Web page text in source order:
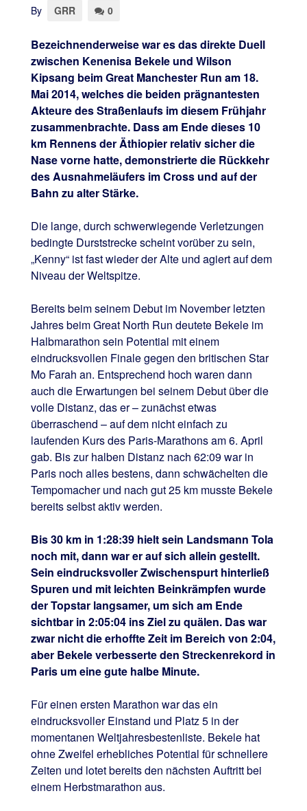
By GRR 0
Bezeichnenderweise war es das direkte Duell
zwischen Kenenisa Bekele und Wilson
Kipsang beim Great Manchester Run am 18.
Mai 2014, welches die beiden prägnantesten
Akteure des Straßenlaufs im diesem Frühjahr
zusammenbrachte. Dass am Ende dieses 10
km Rennens der Äthiopier relativ sicher die
Nase vorne hatte, demonstrierte die Rückkehr
des Ausnahmeläufers im Cross und auf der
Bahn zu alter Stärke.
Die lange, durch schwerwiegende Verletzungen
bedingte Durststrecke scheint vorüber zu sein,
„Kenny“ ist fast wieder der Alte und agiert auf dem
Niveau der Weltspitze.
Bereits beim seinem Debut im November letzten
Jahres beim Great North Run deutete Bekele im
Halbmarathon sein Potential mit einem
eindrucksvollen Finale gegen den britischen Star
Mo Farah an. Entsprechend hoch waren dann
auch die Erwartungen bei seinem Debut über die
volle Distanz, das er – zunächst etwas
überraschend – auf dem nicht einfach zu
laufenden Kurs des Paris-Marathons am 6. April
gab. Bis zur halben Distanz nach 62:09 war in
Paris noch alles bestens, dann schwächelten die
Tempomacher und nach gut 25 km musste Bekele
bereits selbst aktiv werden.
Bis 30 km in 1:28:39 hielt sein Landsmann Tola
noch mit, dann war er auf sich allein gestellt.
Sein eindrucksvoller Zwischenspurt hinterließ
Spuren und mit leichten Beinkrämpfen wurde
der Topstar langsamer, um sich am Ende
sichtbar in 2:05:04 ins Ziel zu quälen. Das war
zwar nicht die erhoffte Zeit im Bereich von 2:04,
aber Bekele verbesserte den Streckenrekord in
Paris um eine gute halbe Minute.
Für einen ersten Marathon war das ein
eindrucksvoller Einstand und Platz 5 in der
momentanen Weltjahresbestenliste. Bekele hat
ohne Zweifel erhebliches Potential für schnellere
Zeiten und lotet bereits den nächsten Auftritt bei
einem Herbstmarathon aus.